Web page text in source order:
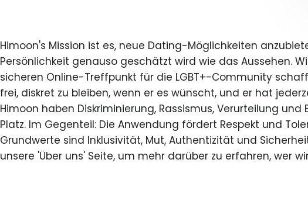
Himoon's Mission ist es, neue Dating-Möglichkeiten
Persönlichkeit genauso geschätzt wird wie das Aussehen.
sicheren Online-Treffpunkt für die LGBT+-Community
frei, diskret zu bleiben, wenn er es wünscht, und er hat
Himoon haben Diskriminierung, Rassismus, Verurteilung und
Platz. Im Gegenteil: Die Anwendung fördert Respekt und
Grundwerte sind Inklusivität, Mut, Authentizität und
unsere 'Über uns' Seite, um mehr darüber zu erfahren, wer